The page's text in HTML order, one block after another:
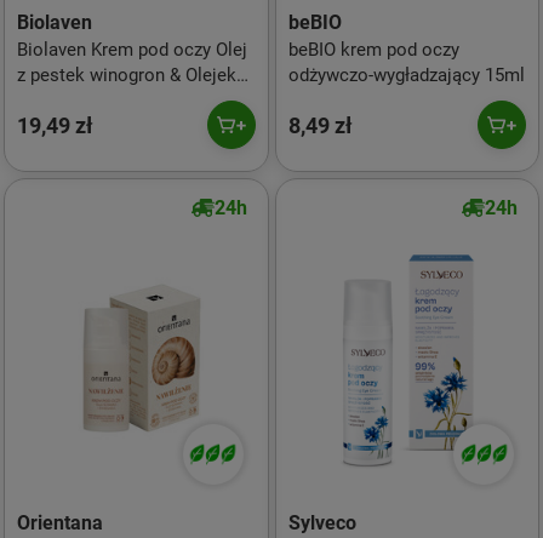
Biolaven
Biolaven Krem pod oczy Olej
z pestek winogron & Olejek
19,49 zł
beBIO
beBIO krem pod oczy
odżywczo-wygładzający 15ml
8,49 zł
24h
Orientana
24h
Sylveco